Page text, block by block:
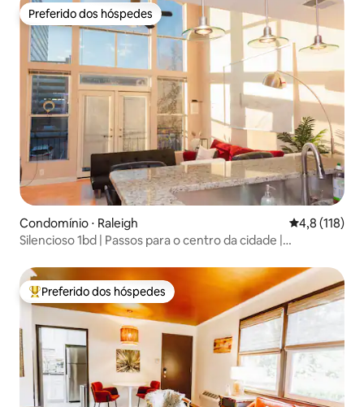
Preferido dos hóspedes
Preferido dos hóspedes
Condomínio ⋅ Raleigh 4,8 de uma
4,8 (118)
Silencioso 1bd | Passos para o centro da cidade |
Entre os melhores preferidos dos hóspedes
Preferido dos hóspedes